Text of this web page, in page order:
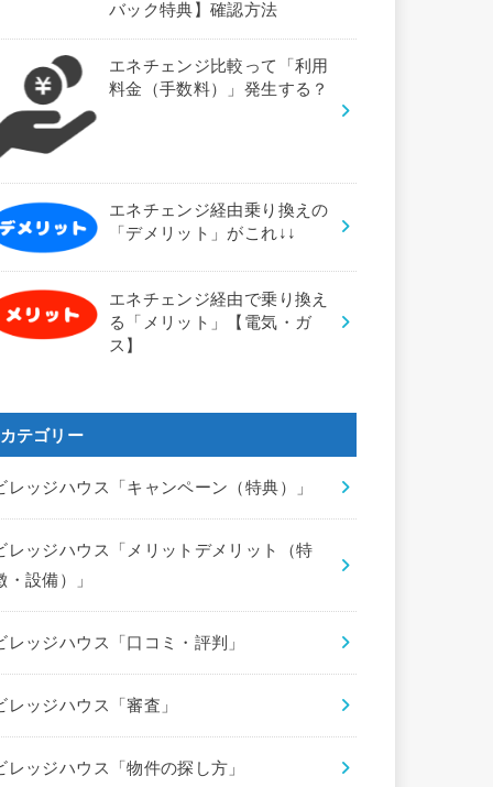
バック特典】確認方法
エネチェンジ比較って「利用
料金（手数料）」発生する？
エネチェンジ経由乗り換えの
「デメリット」がこれ↓↓
エネチェンジ経由で乗り換え
る「メリット」【電気・ガ
ス】
カテゴリー
レッジハウス「キャンペーン（特典）」
レッジハウス「メリットデメリット（特
・設備）」
レッジハウス「口コミ・評判」
レッジハウス「審査」
レッジハウス「物件の探し方」